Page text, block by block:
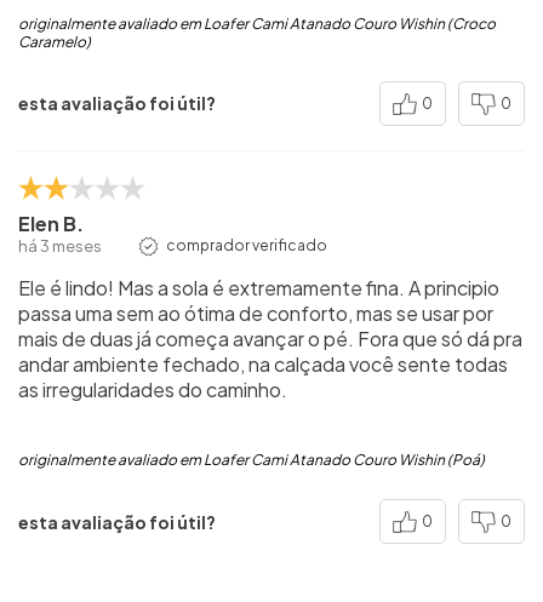
originalmente avaliado em Loafer Cami Atanado Couro Wishin (Croco
Caramelo)
esta avaliação foi útil? 0 0
Elen B.
há 3 meses comprador verificado
Ele é lindo! Mas a sola é extremamente fina. A principio
passa uma sem ao ótima de conforto, mas se usar por
mais de duas já começa avançar o pé. Fora que só dá pra
andar ambiente fechado, na calçada você sente todas
as irregularidades do caminho.
originalmente avaliado em Loafer Cami Atanado Couro Wishin (Poá)
esta avaliação foi útil? 0 0